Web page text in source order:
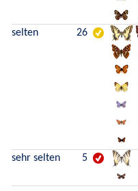
selten 26
sehr selten 5